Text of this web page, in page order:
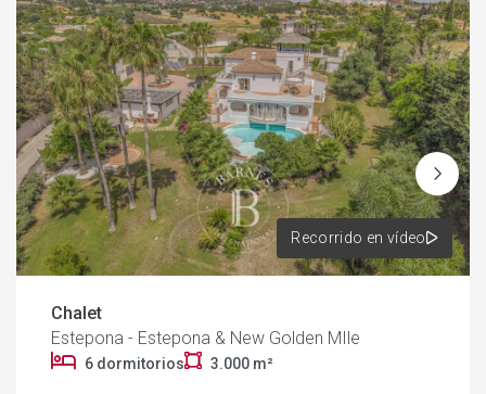
Recorrido en vídeo
Chalet
Estepona - Estepona & New Golden MIle
6 dormitorios 3.000 m²